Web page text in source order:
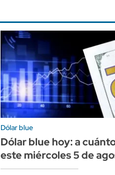
Dólar blue
Dólar blue hoy: a
este miércoles 5 de